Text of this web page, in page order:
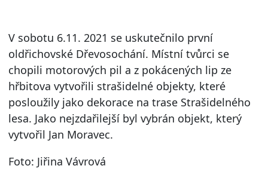
V sobotu 6.11. 2021 se uskutečnilo první
oldřichovské Dřevosochání. Místní tvůrci se
chopili motorových pil a z pokácených lip ze
hřbitova vytvořili strašidelné objekty, které
posloužily jako dekorace na trase Strašidelného
lesa. Jako nejzdařilejší byl vybrán objekt, který
vytvořil Jan Moravec.
Foto: Jiřina Vávrová